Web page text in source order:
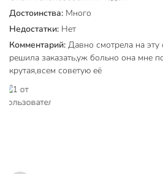
Достоинства: Много
Недостатки: Нет
Комментарий: Давно смотрела на эту
решила заказать,уж больно она мне
крутая,всем советую её